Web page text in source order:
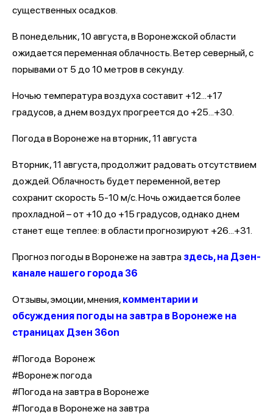
существенных осадков.
В понедельник, 10 августа, в Воронежской области
ожидается переменная облачность. Ветер северный, с
порывами от 5 до 10 метров в секунду.
Ночью температура воздуха составит +12...+17
градусов, а днем воздух прогреется до +25...+30.
Погода в Воронеже на вторник, 11 августа
Вторник, 11 августа, продолжит радовать отсутствием
дождей. Облачность будет переменной, ветер
сохранит скорость 5-10 м/с. Ночь ожидается более
прохладной – от +10 до +15 градусов, однако днем
станет еще теплее: в области прогнозируют +26...+31.
Прогноз погоды в Воронеже на завтра здесь, на Дзен-
канале нашего города 36
Отзывы, эмоции, мнения, комментарии и
обсуждения погоды на завтра в Воронеже на
страницах Дзен 36on
#Погода Воронеж
#Воронеж погода
#Погода на завтра в Воронеже
#Погода в Воронеже на завтра